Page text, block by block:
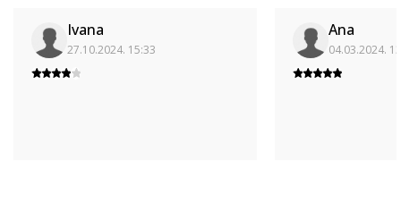
Ivana
27.10.2024. 15:33
Ana
04.03.2024.